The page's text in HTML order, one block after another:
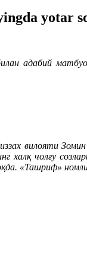
yotar
адабий
вилояти
халқ чолғу
«Ташриф»